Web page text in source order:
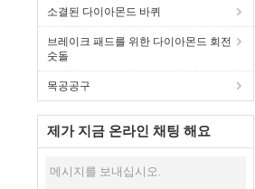
소결된 다이아몬드 바퀴
브레이크 패드를 위한 다이아몬드 회전
숫돌
목공공구
제가 지금 온라인 채팅 해요